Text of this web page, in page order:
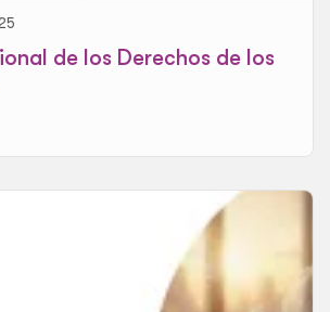
de los Derechos de los